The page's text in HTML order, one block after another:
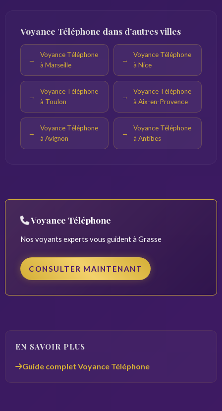
Voyance Téléphone dans d'autres villes
Voyance Téléphone
à Marseille
Voyance Téléphone
à Nice
Voyance Téléphone
à Toulon
Voyance Téléphone
à Aix-en-Provence
Voyance Téléphone
à Avignon
Voyance Téléphone
à Antibes
Voyance Téléphone
Nos voyants experts vous guident à Grasse
CONSULTER MAINTENANT
EN SAVOIR PLUS
Guide complet Voyance Téléphone